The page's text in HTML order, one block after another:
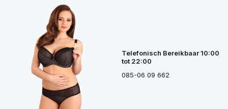
Telefonisch Bereikbaar 10:00
tot 22:00
085-06 09 662